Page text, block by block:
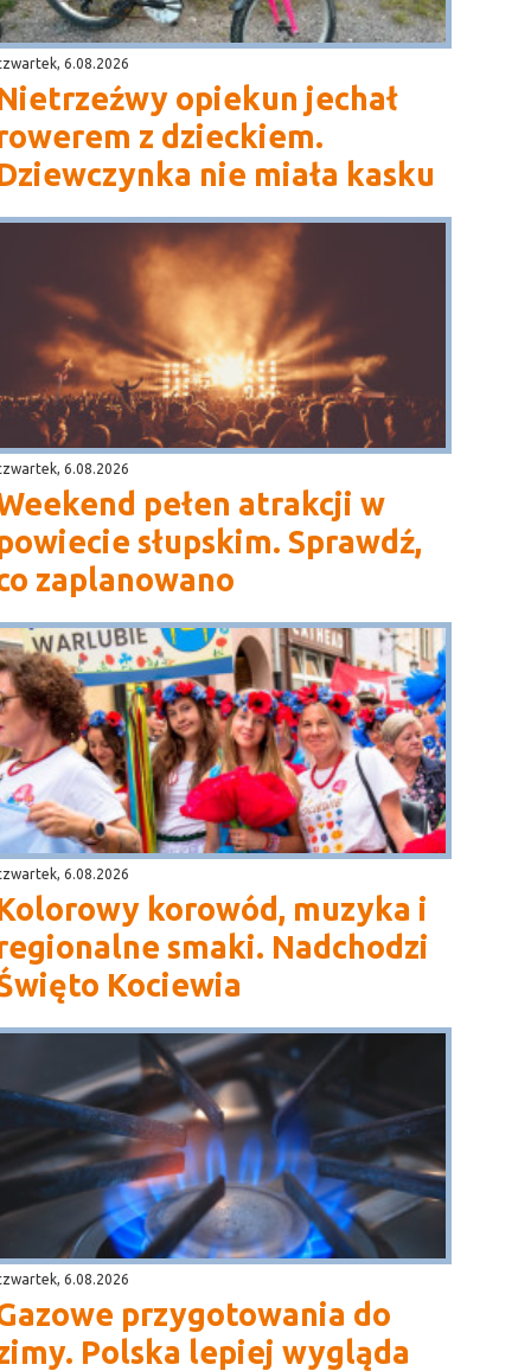
6.08.2026
opiekun jechał
z dzieckiem.
nie miała kasku
6.08.2026
pełen atrakcji w
słupskim. Sprawdź,
zaplanowano
6.08.2026
korowód, muzyka i
smaki. Nadchodzi
Kociewia
6.08.2026
przygotowania do
Polska lepiej wygląda